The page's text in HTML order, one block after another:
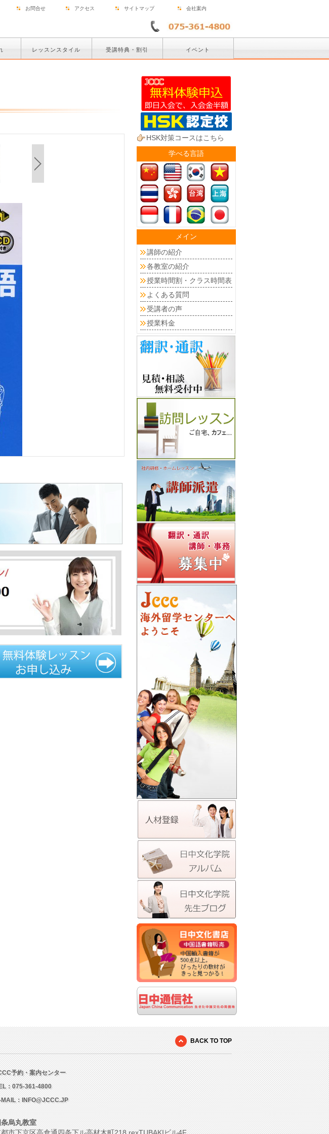
お問合せ アクセス サイトマップ 会社案内
レッスンスタイル 受講特典・割引 イベント
HSK対策コースはこちら
学べる言語
メイン
講師の紹介
各教室の紹介
授業時間割・クラス時間表
よくある質問
受講者の声
授業料金
BACK TO TOP
予約・案内センター
：075-361-4800
MAIL：INFO@JCCC.JP
烏丸教室